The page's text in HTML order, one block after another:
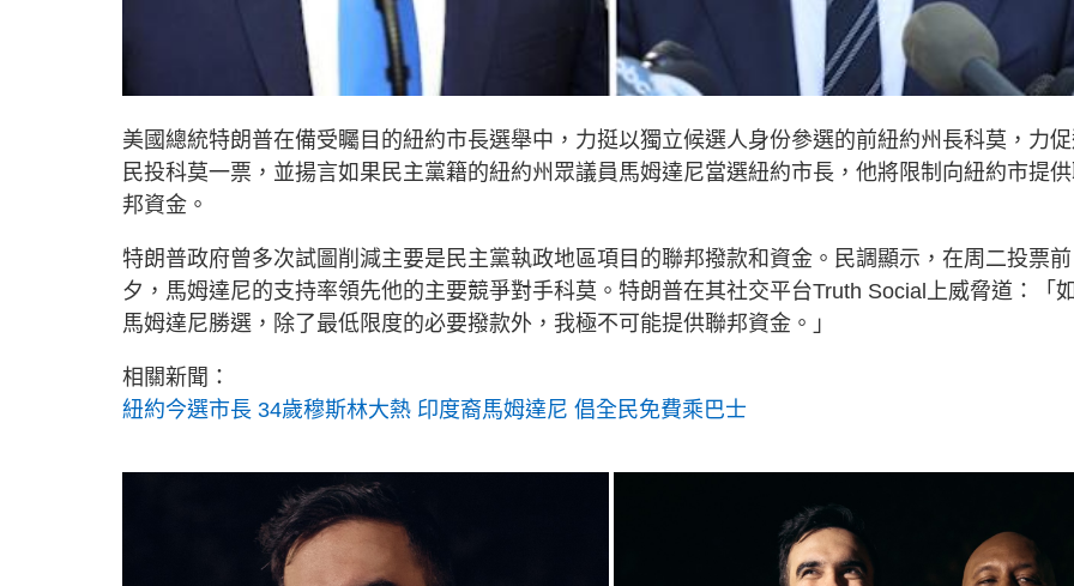
美國總統特朗普在備受矚目的紐約市長選舉中，力挺以獨立候選人身份參選的前紐約州長科莫，力
民投科莫一票，並揚言如果民主黨籍的紐約州眾議員馬姆達尼當選紐約市長，他將限制向紐約市提
邦資金。
特朗普政府曾多次試圖削減主要是民主黨執政地區項目的聯邦撥款和資金。民調顯示，在周二投票前
夕，馬姆達尼的支持率領先他的主要競爭對手科莫。特朗普在其社交平台Truth Social上威脅道：「
馬姆達尼勝選，除了最低限度的必要撥款外，我極不可能提供聯邦資金。」
相關新聞：
紐約今選市長 34歲穆斯林大熱 印度裔馬姆達尼 倡全民免費乘巴士